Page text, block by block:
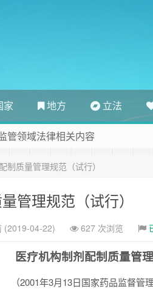
家 地方 立法
管领域法律相关内容
制质量管理规范（试行）
管理规范（试行）
(2019-04-22) 627 次浏览
医疗机构制剂配制质量管
（2001年3月13日国家药品监督管